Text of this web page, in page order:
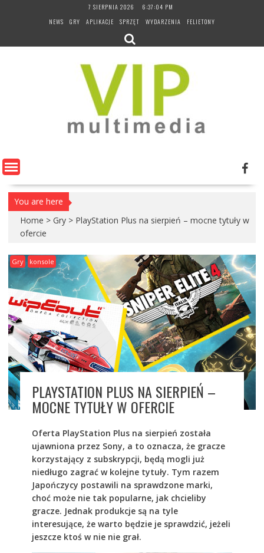
7 SIERPNIA 2026
6:37:05 PM
NEWS
GRY APLIKACJE SPRZĘT WYDARZENIA FELIETONY
You are here
Home > Gry > PlayStation Plus na sierpień – mocne tytuły w
ofercie
Gry konsole
PLAYSTATION PLUS NA SIERPIEŃ –
MOCNE TYTUŁY W OFERCIE
Oferta PlayStation Plus na sierpień została
ujawniona przez Sony, a to oznacza, że gracze
korzystający z subskrypcji, będą mogli już
niedługo zagrać w kolejne tytuły. Tym razem
Japończycy postawili na sprawdzone marki,
choć może nie tak popularne, jak chcieliby
gracze. Jednak produkcje są na tyle
interesujące, że warto będzie je sprawdzić, jeżeli
jeszcze ktoś w nie nie grał.